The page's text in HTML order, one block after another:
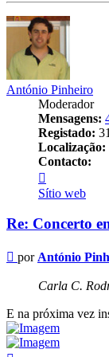
António Pinheiro
Moderador
Mensagens:
Registado:
Localização:
Contacto:
António
Pinheiro
Sítio web
Re: Concerto
Mensagem
por António
Carla C.
E na próxima vez